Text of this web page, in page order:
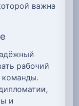
важна
рабочий
команды.
и